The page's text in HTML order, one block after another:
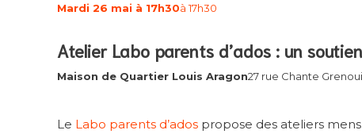
Mardi 26 mai à 17h30à 17h30
Atelier Labo parents d’ados : un
Maison de Quartier Louis Aragon27 rue Chante
Le Labo parents d’ados propose des ateliers